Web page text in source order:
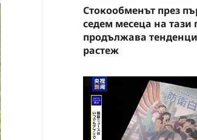
Стокообменът през
седем месеца на тази
продължава
растеж